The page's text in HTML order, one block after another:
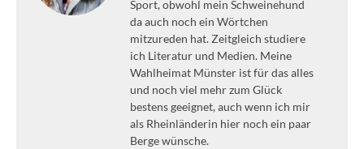
Sport, obwohl mein Schweinehund
da auch noch ein Wörtchen
mitzureden hat. Zeitgleich studiere
ich Literatur und Medien. Meine
Wahlheimat Münster ist für das alles
und noch viel mehr zum Glück
bestens geeignet, auch wenn ich mir
als Rheinländerin hier noch ein paar
Berge wünsche.